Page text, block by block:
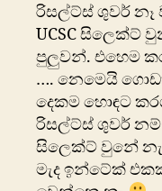
රිසල්ට්ස් ශුවර්
UCSC සිලෙක්ට්
පුලුවන්. එහෙම
…. නෙමෙයි
දෙකම හොඳට
රිසල්ට්ස් ශුවර්
සිලෙක්ට් වුනේ
මැද ඉන්ටේක්